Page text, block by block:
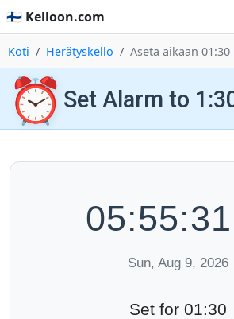
🇫🇮 Kelloon.com
Koti Herätyskello Aseta aikaan 01:30
⏰ Set Alarm to
05:55:32
Sun, Aug 9, 2026
Set for 01:30